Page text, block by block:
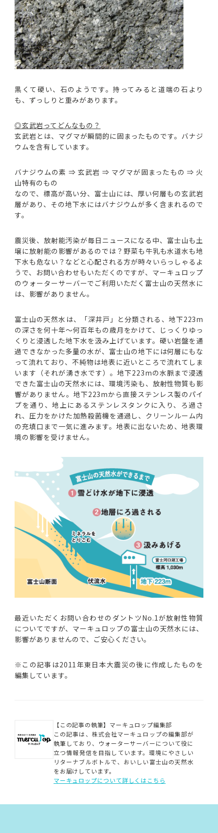
黒くて硬い、石のようです。持ってみると道端の石より
も、ずっしりと重みがあります。
◎玄武岩ってどんなもの？
玄武岩とは、マグマが瞬間的に固まったものです。バナジ
ウムを含有しています。
バナジウムの素 ⇒ 玄武岩 ⇒ マグマが固まったもの ⇒ 火
山特有のもの
なので、標高が高い分、富士山には、厚い何層もの玄武岩
層があり、その地下水にはバナジウムが多く含まれるので
す。
震災後、放射能汚染が毎日ニュースになる中、富士山も土
壌に放射能の影響があるのでは？野菜も牛乳も水道水も地
下水も危ない？などと心配される方が時々いらっしゃるよ
うで、お問い合わせもいただくのですが、マーキュロップ
のウォーターサーバーでご利用いただく富士山の天然水に
は、影響がありません。
富士山の天然水は、「深井戸」と分類される、地下223m
の深さを何十年〜何百年もの歳月をかけて、じっくりゆっ
くりと浸透した地下水を汲み上げています。硬い岩盤を通
過できなかった多量の水が、富士山の地下には何層にもな
って流れており、不純物は地表に近いところで流れてしま
います（それが湧き水です）。地下223mの水脈まで浸透
できた富士山の天然水には、環境汚染も、放射性物質も影
響がありません。地下223mから直接ステンレス製のパイ
プを通り、地上にあるステンレスタンクに入り、ろ過さ
れ、圧力をかけた加熱殺菌機を通過し、クリーンルーム内
の充填口まで一気に進みます。地表に出ないため、地表環
境の影響を受けません。
最近いただくお問い合わせのダントツNo.1が放射性物質
についてですが、マーキュロップの富士山の天然水には、
影響がありませんので、ご安心ください。
※この記事は2011年東日本大震災の後に作成したものを
編集しています。
【この記事の執筆】マーキュロップ編集部
この記事は、株式会社マーキュロップの編集部が
執筆しており、ウォーターサーバーについて役に
立つ情報発信を目指しています。環境にやさしい
リターナブルボトルで、おいしい富士山の天然水
をお届けしています。
マーキュロップについて詳しくはこちら